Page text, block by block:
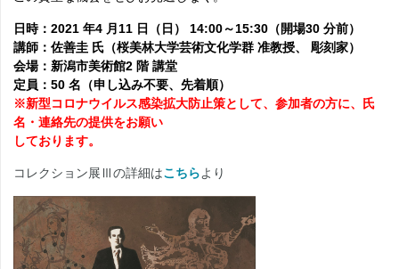
日時：2021 年4 月11 日（日） 14:00～15:30（開場30 分前）
講師：佐善圭 氏（桜美林大学芸術文化学群 准教授、 彫刻家）
会場：新潟市美術館2 階 講堂
定員：50 名（申し込み不要、先着順）
※新型コロナウイルス感染拡大防止策として、参加者の方に、氏
名・連絡先の提供をお願い
しております。
コレクション展Ⅲの詳細はこちらより